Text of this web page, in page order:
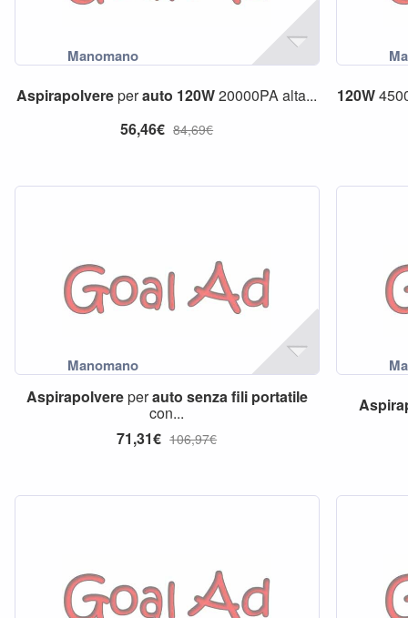
Aspirapolvereperauto 120W20000PA alta...
56,46€ 84,69€
120W
Aspirapolvereperauto senzafili portatile
con...
71,31€ 106,97€